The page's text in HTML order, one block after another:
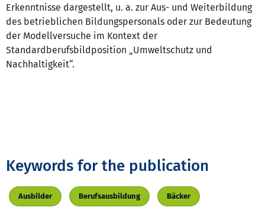
Erkenntnisse dargestellt, u. a. zur Aus- und Weiterbildung
des betrieblichen Bildungspersonals oder zur Bedeutung
der Modellversuche im Kontext der
Standardberufsbildposition „Umweltschutz und
Nachhaltigkeit“.
Keywords for the publication
Ausbilder Berufsausbildung Bäcker